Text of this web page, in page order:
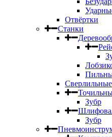
Отвёртки
Станки
Зубр
Зубр